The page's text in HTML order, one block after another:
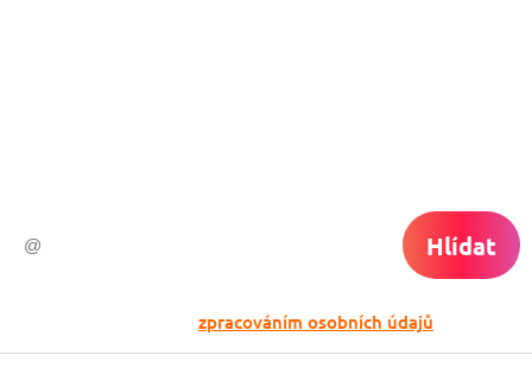
Hlídat
zpracováním osobních údajů